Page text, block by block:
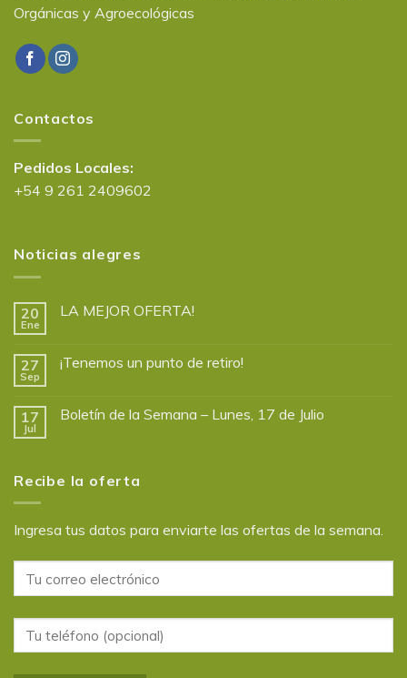
Orgánicas y Agroecológicas
Contactos
Pedidos Locales:
+54 9 261 2409602
Noticias alegres
20
Ene
LA MEJOR OFERTA!
27
Sep
¡Tenemos un punto de retiro!
17
Jul
Boletín de la Semana – Lunes, 17 de Julio
Recibe la oferta
Ingresa tus datos para enviarte las ofertas de la semana.